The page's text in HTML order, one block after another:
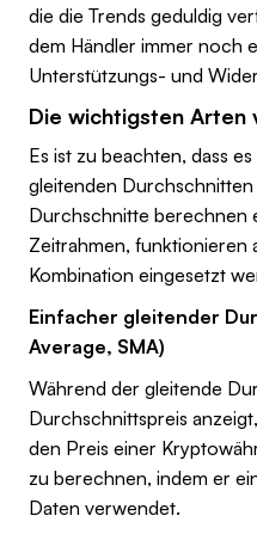
die die Trends geduldig
dem Händler immer noch
Unterstützungs- und
Die wichtigsten Arten
Es ist zu beachten, dass
gleitenden
Durchschnitte berechnen
Zeitrahmen, funktionieren
Kombination eingesetzt
Einfacher gleitender
Average, SMA)
Während der gleitende
Durchschnittspreis
den Preis einer
zu berechnen, indem er
Daten verwendet.